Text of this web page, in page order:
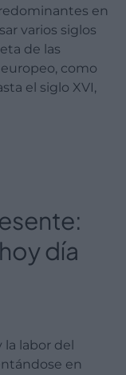
en
varios siglos
de las
como
el siglo XVI,
día
en